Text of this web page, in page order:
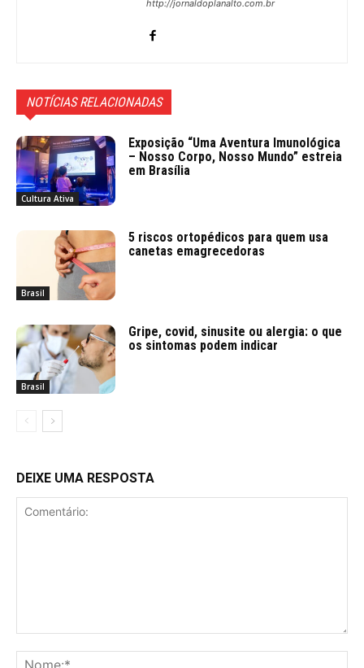
http://jornaldoplanalto.com.br
NOTÍCIAS RELACIONADAS
Cultura Ativa
Exposição “Uma Aventura Imunológica
– Nosso Corpo, Nosso Mundo” estreia
em Brasília
Brasil
5 riscos ortopédicos para quem usa
canetas emagrecedoras
Brasil
Gripe, covid, sinusite ou alergia: o que
os sintomas podem indicar
DEIXE UMA RESPOSTA